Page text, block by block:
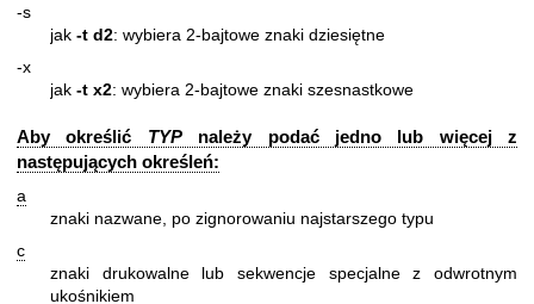
-s
jak -t d2: wybiera 2-bajtowe znaki dziesiętne
-x
jak -t x2: wybiera 2-bajtowe znaki szesnastkowe
Aby określić TYPnależy podać jedno lub więcej z
następujących określeń:
a
znaki nazwane, po zignorowaniu najstarszego typu
c
znaki drukowalne lub sekwencje specjalne z odwrotnym
ukośnikiem